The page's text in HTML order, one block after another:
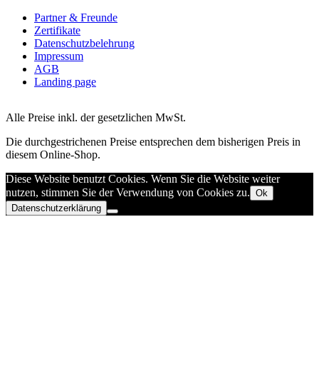
Partner & Freunde
Zertifikate
Datenschutzbelehrung
Impressum
AGB
Landing page
Alle Preise inkl. der gesetzlichen MwSt.
Die durchgestrichenen Preise entsprechen dem bisherigen Preis in
diesem Online-Shop.
Diese Website benutzt Cookies. Wenn Sie die Website weiter
nutzen, stimmen Sie der Verwendung von Cookies zu. Ok
Datenschutzerklärung